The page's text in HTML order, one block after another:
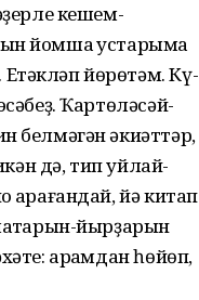
кешем-
йомшаҡ устарыма
йөрөтәм. Кү-
Ҡартөләсәй-
белмәгән әкиәттәр,
дә, тип уйлай-
йә китап
йырҙарын
арҡамдан һөйөп,